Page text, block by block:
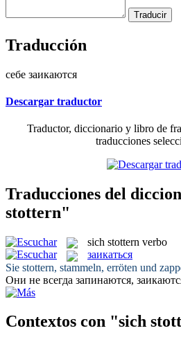
Traducción
себе заикаются
Descargar traductor
Traductor, diccionario y libro de
traducciones
Traducciones del
stottern"
sich stottern verbo
заикаться
Sie stottern, stammeln, erröten und
Они не всегда запинаются,
Contextos con "sich